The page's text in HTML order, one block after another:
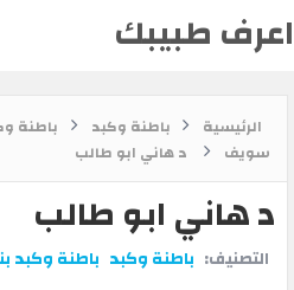
اعرف طبيبك
الرئيسية باطنة وكبد باطنة
سويف
د هاني ابو طالب
د هاني ابو طالب
التصنيف: باطنة وكبد باطنة وكبد